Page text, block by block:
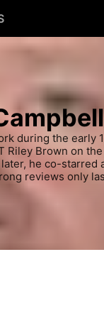
during the early
Riley Brown on
he co-starred
reviews only
work through
in 2005. In 2010,